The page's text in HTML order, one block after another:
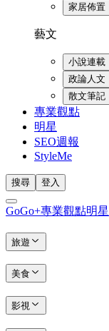
家居佈置
藝文
小說連載
政論人文
散文筆記
專業觀點
明星
SEO週報
StyleMe
搜尋 登入
GoGo+專業觀點明星
旅遊
美食
影視